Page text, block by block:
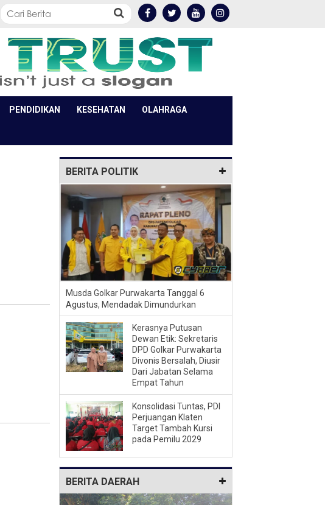
PENDIDIKAN KESEHATAN OLAHRAGA
BERITA POLITIK
Musda Golkar Purwakarta Tanggal 6
Agustus, Mendadak Dimundurkan
Kerasnya Putusan
Dewan Etik: Sekretaris
DPD Golkar Purwakarta
Divonis Bersalah, Diusir
Dari Jabatan Selama
Empat Tahun
Konsolidasi Tuntas, PDI
Perjuangan Klaten
Target Tambah Kursi
pada Pemilu 2029
BERITA DAERAH